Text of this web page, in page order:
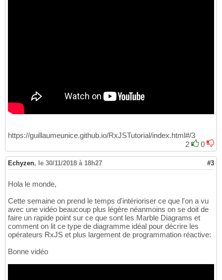
https://guillaumeunice.github.io/RxJSTutorial/index.html#/3
2
0
Echyzen, le 30/11/2018 à 18h27 #3
Hola le monde,
Cette semaine on prend le temps d'intérioriser ce que l'on a vu
avec une vidéo beaucoup plus légère néanmoins on se doit de
faire un rapide point sur ce que sont les Marble Diagrams et
comment on lit ce type de diagramme idéal pour décrire les
opérateurs RxJS et plus largement de programmation réactive:
Bonne vidéo